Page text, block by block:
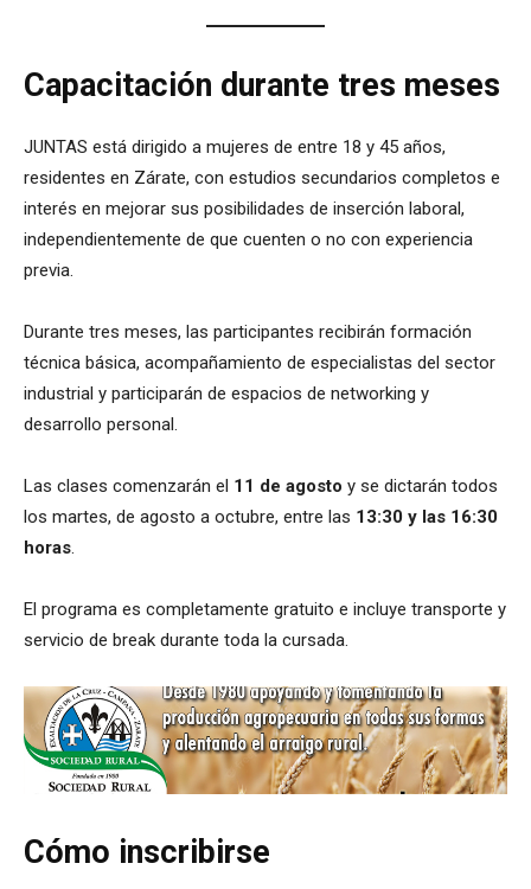
Capacitación durante tres meses
JUNTAS está dirigido a mujeres de entre 18 y 45 años,
residentes en Zárate, con estudios secundarios completos e
interés en mejorar sus posibilidades de inserción laboral,
independientemente de que cuenten o no con experiencia
previa.
Durante tres meses, las participantes recibirán formación
técnica básica, acompañamiento de especialistas del sector
industrial y participarán de espacios de networking y
desarrollo personal.
Las clases comenzarán el 11 de agosto y se dictarán todos
los martes, de agosto a octubre, entre las 13:30 y las 16:30
horas.
El programa es completamente gratuito e incluye transporte y
servicio de break durante toda la cursada.
Cómo inscribirse